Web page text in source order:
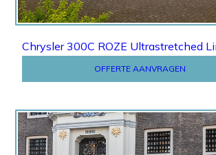
OFFERTE AANVRAGEN